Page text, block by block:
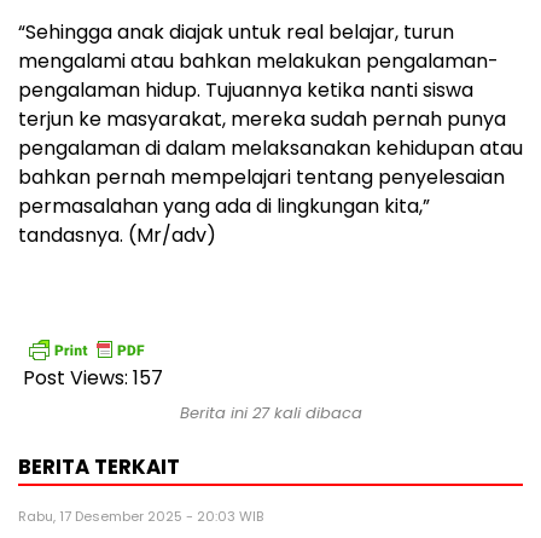
“Sehingga anak diajak untuk real belajar, turun
mengalami atau bahkan melakukan pengalaman-
pengalaman hidup. Tujuannya ketika nanti siswa
terjun ke masyarakat, mereka sudah pernah punya
pengalaman di dalam melaksanakan kehidupan atau
bahkan pernah mempelajari tentang penyelesaian
permasalahan yang ada di lingkungan kita,”
tandasnya. (Mr/adv)
Post Views: 157
Berita ini 27 kali dibaca
BERITA TERKAIT
Rabu, 17 Desember 2025 - 20:03 WIB